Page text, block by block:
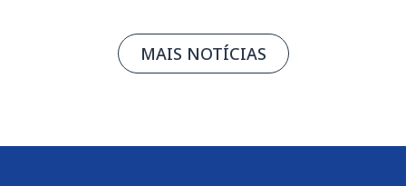
MAIS NOTÍCIAS